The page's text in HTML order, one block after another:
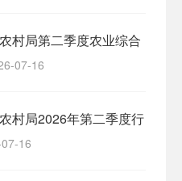
村局第二季度农业综合
07-16
村局2026年第二季度行
16